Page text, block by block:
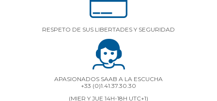
RESPETO DE SUS LIBERTADES Y SEGURIDAD
APASIONADOS SAAB A LA ESCUCHA
+33 (0)1.41.37.30.30
(MIER Y JUE 14H-18H UTC+1)